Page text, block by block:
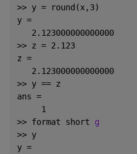
>> y = round(x,3)
y =
   2.123000000000000
>> z = 2.123
z =
   2.123000000000000
>> y == z
ans =
     1
>> format short g
>> y
y =